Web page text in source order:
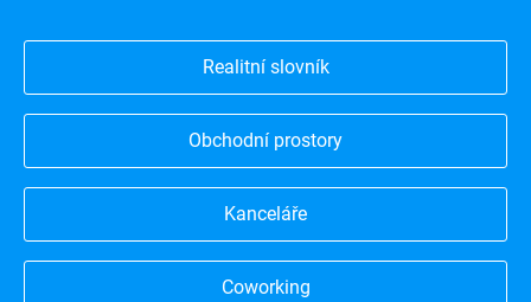
Realitní slovník
Obchodní prostory
Kanceláře
Coworking